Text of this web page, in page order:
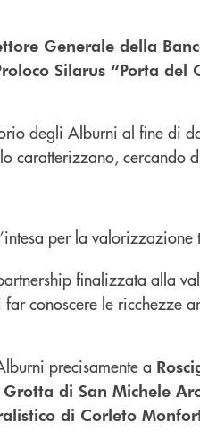
Generale della
Silarus “Porta del
degli Alburni al fine di
caratterizzano, cercando
finalizzata alla
conoscere le ricchezze
precisamente a
Grotta di San Michele
di Corleto